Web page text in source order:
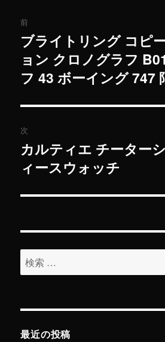
稿
ナ
ビ
ゲ
ー
シ
前
過
去
の
稿:
ブライトリング コピ
ョン クロノグラフ
フ 43 ボーイング 747
次
次
の
稿:
カルティエ チーター
ィースウォッチ
検
索
象:
最近の投稿